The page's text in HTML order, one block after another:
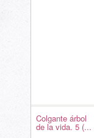
Colgante árbol
de la vida. 5 (...